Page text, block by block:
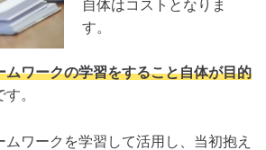
自体はコストとなりま
す。
ムワークの学習をすること自体が目的
す。
ワークを学習して活用し、当初抱え